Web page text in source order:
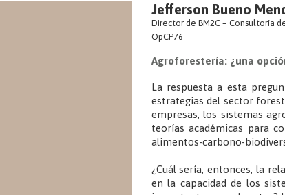
Jefferson Bueno
Director de BM2C – Consultoría
OpCP76
Agroforestería: ¿una
La respuesta a esta
estrategias del sector
empresas, los sistemas
teorías académicas para
alimentos-carbono-
¿Cuál sería, entonces, la
en la capacidad de los